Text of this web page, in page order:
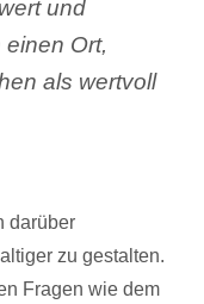
und
Ort,
als wertvoll
darüber
zu gestalten.
Fragen wie dem